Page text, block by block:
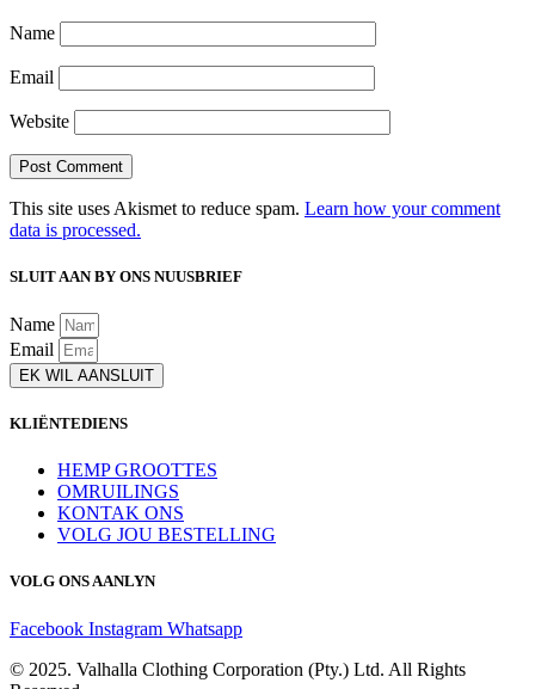
Name
Email
Website
This site uses Akismet to reduce spam. Learn how your comment
data is processed.
SLUIT AAN BY ONS NUUSBRIEF
Name
Email
EK WIL AANSLUIT
KLIËNTEDIENS
HEMP GROOTTES
OMRUILINGS
KONTAK ONS
VOLG JOU BESTELLING
VOLG ONS AANLYN
Facebook Instagram Whatsapp
© 2025. Valhalla Clothing Corporation (Pty.) Ltd. All Rights